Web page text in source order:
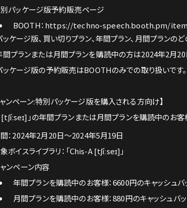
パッケージ版予約販売ページ
BOOTH： https://techno-speech.booth.pm/
ケージ版、買い切りプラン、年間プラン、月間プランの
プランまたは月間プランを購読中の方は2024年2月20
ケージ版の予約販売はBOOTHのみでの取り扱いです
ンペーン:特別パッケージ版を購入される方向け】
[tʃíːseɪ]」の年間プランまたは月間プランを購読中のお
：2024年2月20日〜2024年5月19日
ボイスライブラリ：「Chis-A [tʃíːseɪ]」
ンペーン内容
年間プランを購読中のお客様：6600円のキャッシュバ
月間プランを購読中のお客様：880円のキャッシュバ